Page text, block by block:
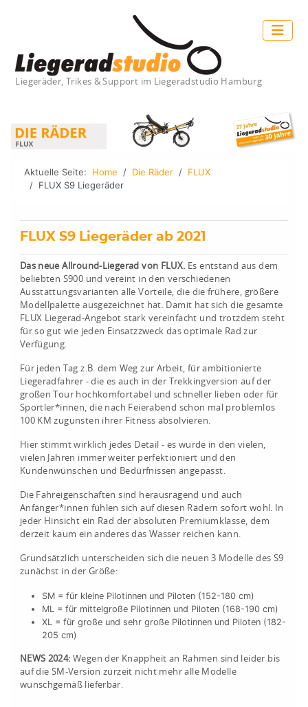
Liegeräder, Trikes & Support im Liegeradstudio Hamburg
Aktuelle Seite: Home Die Räder
FLUX
FLUX S9 Liegeräder
FLUX S9 Liegeräder ab 2021
Das neue Allround-Liegerad von FLUX. Es entstand aus dem
beliebten S900 und vereint in den verschiedenen
Ausstattungsvarianten alle Vorteile, die die frühere, größere
Modellpalette ausgezeichnet hat. Damit hat sich die gesamte
FLUX Liegerad-Angebot stark vereinfacht und trotzdem steht
für so gut wie jeden Einsatzzweck das optimale Rad zur
Verfügung.
Für jeden Tag z.B. dem Weg zur Arbeit, für ambitionierte
Liegeradfahrer - die es auch in der Trekkingversion auf der
großen Tour hochkomfortabel und schneller lieben oder für
Sportler*innen, die nach Feierabend schon mal problemlos
100 KM zugunsten ihrer Fitness absolvieren.
Hier stimmt wirklich jedes Detail - es wurde in den vielen,
vielen Jahren immer weiter perfektioniert und den
Kundenwünschen und Bedürfnissen angepasst.
Die Fahreigenschaften sind herausragend und auch
Anfänger*innen fühlen sich auf diesen Rädern sofort wohl. In
jeder Hinsicht ein Rad der absoluten Premiumklasse, dem
derzeit kaum ein anderes das Wasser reichen kann.
Grundsätzlich unterscheiden sich die neuen 3 Modelle des S9
zunächst in der Größe:
SM = für kleine Pilotinnen und Piloten (152-180 cm)
ML = für mittelgroße Pilotinnen und Piloten (168-190 cm)
XL = für große und sehr große Pilotinnen und Piloten (182-
205 cm)
NEWS 2024: Wegen der Knappheit an Rahmen sind leider bis
auf die SM-Version zurzeit nicht mehr alle Modelle
wunschgemäß lieferbar.